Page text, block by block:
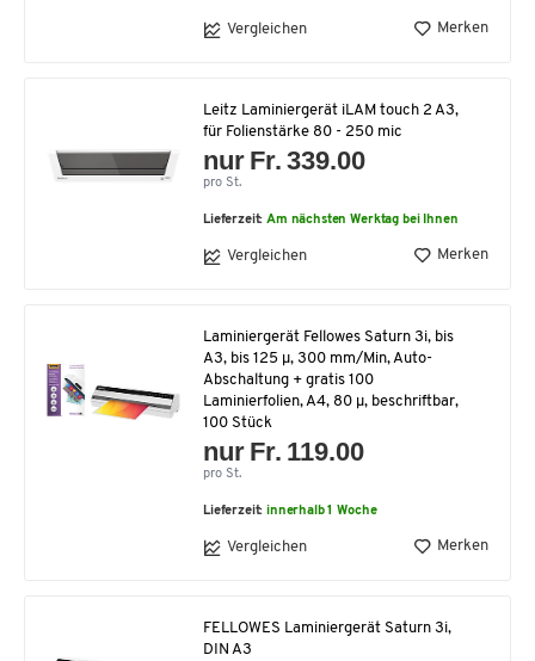
Vergleichen Merken
Leitz Laminiergerät iLAM touch 2 A3,
für Folienstärke 80 - 250 mic
nur Fr. 339.00
pro St.
Lieferzeit:Am nächsten Werktag bei Ihnen
Vergleichen Merken
Laminiergerät Fellowes Saturn 3i, bis
A3, bis 125 μ, 300 mm/Min, Auto-
Abschaltung + gratis 100
Laminierfolien, A4, 80 μ, beschriftbar,
100 Stück
nur Fr. 119.00
pro St.
Lieferzeit:innerhalb 1 Woche
Vergleichen Merken
FELLOWES Laminiergerät Saturn 3i,
DIN A3